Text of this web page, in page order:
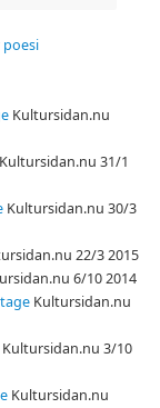
poesi
Kultursidan.nu
31/1
Kultursidan.nu 30/3
22/3 2015
6/10 2014
Kultursidan.nu
3/10
Kultursidan.nu